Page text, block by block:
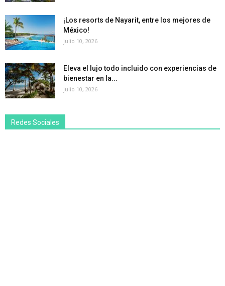
¡Los resorts de Nayarit, entre los mejores de
México!
julio 10, 2026
Eleva el lujo todo incluido con experiencias de
bienestar en la...
julio 10, 2026
Redes Sociales